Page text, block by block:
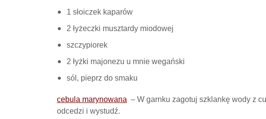
1 słoiczek kaparów
2 łyżeczki musztardy miodowej
szczypiorek
2 łyżki majonezu u mnie wegański
sól, pieprz do smaku
cebula marynowana – W garnku zagotuj szklankę wody z
odcedzi i wystudź.